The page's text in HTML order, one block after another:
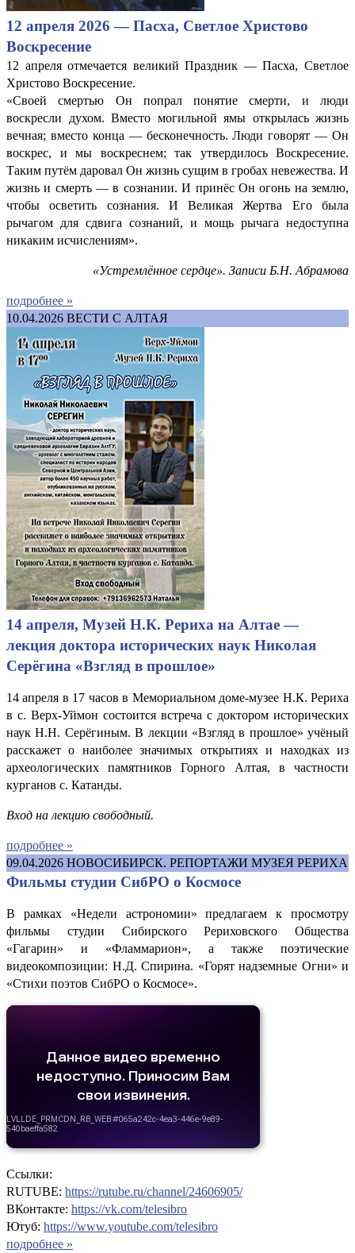
12 апреля 2026 — Пасха, Светлое Христово
Воскресение
12 апреля отмечается великий Праздник — Пасха, Светлое
Христово Воскресение.
«Своей смертью Он попрал понятие смерти, и люди
воскресли духом. Вместо могильной ямы открылась жизнь
вечная; вместо конца — бесконечность. Люди говорят — Он
воскрес, и мы воскреснем; так утвердилось Воскресение.
Таким путём даровал Он жизнь сущим в гробах невежества. И
жизнь и смерть — в сознании. И принёс Он огонь на землю,
чтобы осветить сознания. И Великая Жертва Его была
рычагом для сдвига сознаний, и мощь рычага недоступна
никаким исчислениям».
«Устремлённое сердце». Записи Б.Н. Абрамова
подробнее »
10.04.2026 ВЕСТИ С АЛТАЯ
14 апреля, Музей Н.К. Рериха на Алтае —
лекция доктора исторических наук Николая
Серёгина «Взгляд в прошлое»
14 апреля в 17 часов в Мемориальном доме-музее Н.К. Рериха
в с. Верх-Уймон состоится встреча с доктором исторических
наук Н.Н. Серёгиным. В лекции «Взгляд в прошлое» учёный
расскажет о наиболее значимых открытиях и находках из
археологических памятников Горного Алтая, в частности
курганов с. Катанды.
Вход на лекцию свободный.
подробнее »
09.04.2026 НОВОСИБИРСК. РЕПОРТАЖИ МУЗЕЯ РЕРИХА
Фильмы студии СибРО о Космосе
В рамках «Недели астрономии» предлагаем к просмотру
фильмы студии Сибирского Рериховского Общества
«Гагарин» и «Фламмарион», а также поэтические
видеокомпозиции: Н.Д. Спирина. «Горят надземные Огни» и
«Стихи поэтов СибРО о Космосе».
Ссылки:
RUTUBE: https://rutube.ru/channel/24606905/
ВКонтакте: https://vk.com/telesibro
Ютуб: https://www.youtube.com/telesibro
подробнее »